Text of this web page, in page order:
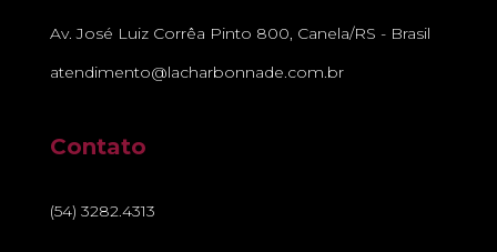
Av. José Luiz Corrêa Pinto 800, Canela/RS - Brasil
atendimento@lacharbonnade.com.br
Contato
(54) 3282.4313